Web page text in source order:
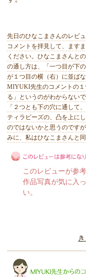
先日のひなこまさんのレビ
コメントを拝見して、ます
ください。ひなこまさんと
の通し方は、「一つ目が下
が１つ目の横（右）に並ば
MIYUKI先生のコメントの
る」というのがわからない
「２つとも下の穴に通して
ティラビーズの、凸を上に
のではないかと思うのです
みに、私はひなこまさんと
このレビューは参考に
このレビューが参
作品写真が気に入
い。